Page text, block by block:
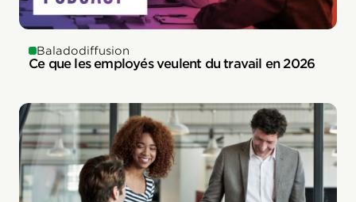
Baladodiffusion
Ce que les employés veulent du travail en 2026